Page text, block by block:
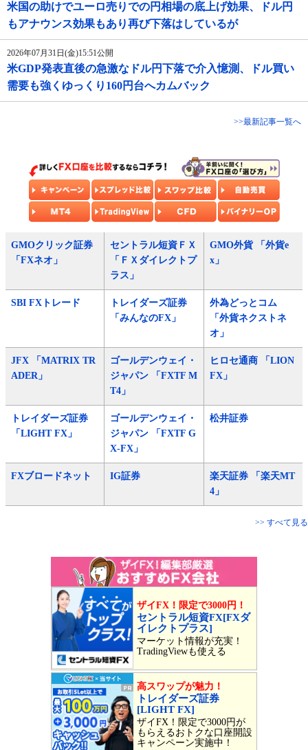
米国の助けでユーロ売りでの円相場の底上げ効果、ドル円
もアナウンス効果もあり再び下落はしているが
2026年07月31日(金)15:51公開
米GDP発表直後の急激なドル円下落で介入憶測、ドル買い
需要も強くゆっくり160円台へカムバック
>>最新記事一覧へ
GMOクリック証券
「FXネオ」
セントラル短資ＦＸ
「ＦＸダイレクトプ
ラス」
GMO外貨 「外貨e
x」
SBI FXトレード
トレイダーズ証券
「みんなのFX」
外為どっとコム
「外貨ネクストネ
オ」
JFX 「MATRIX TR
ADER」
ゴールデンウェイ・
ジャパン 「FXTF M
T4」
ヒロセ通商 「LION
FX」
トレイダーズ証券
「LIGHT FX」
ゴールデンウェイ・
ジャパン 「FXTF G
X-FX」
松井証券
FXブロードネット IG証券
楽天証券 「楽天MT
4」
>> すべて見る
ザイFX！限定で3000円！
セントラル短資FX[FXダ
イレクトプラス]
マーケット情報が充実！
TradingViewも使える
高スワップが魅力！
トレイダーズ証券
[LIGHT FX]
ザイFX！限定で3000円が
もらえるおトクな口座開設
キャンペーン実施中！